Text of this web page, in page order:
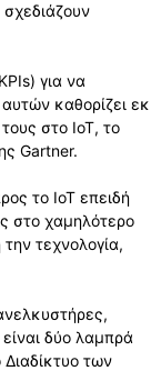
για να
καθορίζει εκ
στο IoT, το
Gartner.
το IoT επειδή
στο χαμηλότερο
τεχνολογία,
δύο λαμπρά
των